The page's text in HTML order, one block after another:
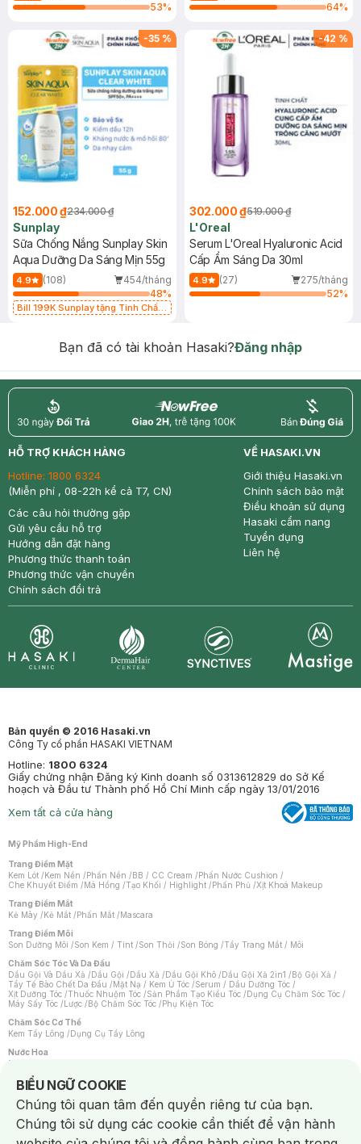
53%
64%
-35 %
152.000 ₫234.000 ₫
Sunplay
Sữa Chống Nắng Sunplay Skin
Aqua Dưỡng Da Sáng Mịn 55g
4.9 (108)
454/tháng
48%
Bill 199K Sunplay tặng Tinh Chất
-42 %
302.000 ₫519.000 ₫
L'Oreal
Serum L'Oreal Hyaluronic Acid
Cấp Ẩm Sáng Da 30ml
4.9 (27)
275/tháng
52%
Bạn đã có tài khoản Hasaki?Đăng nhập
return nowfree price
HỖ TRỢ KHÁCH HÀNG
Hotline: 1800 6324
(Miễn phí , 08-22h kể cả T7, CN)
Các câu hỏi thường gặp
Gửi yêu cầu hỗ trợ
Hướng dẫn đặt hàng
Phương thức thanh toán
Phương thức vận chuyển
Chính sách đổi trả
VỀ HASAKI.VN
Giới thiệu Hasaki.vn
Chính sách bảo mật
Điều khoản sử dụng
Hasaki cẩm nang
Tuyển dụng
Liên hệ
Bản quyền © 2016 Hasaki.vn
Công Ty cổ phần HASAKI VIETNAM
Hotline: 1800 6324
Giấy chứng nhận Đăng ký Kinh doanh số 0313612829 do Sở Kế
hoạch và Đầu tư Thành phố Hồ Chí Minh cấp ngày 13/01/2016
Xem tất cả cửa hàng
Mỹ Phẩm High-End
Trang Điểm Mặt
Kem Lót /Kem Nền /Phấn Nền /BB / CC Cream /Phấn Nước Cushion /
Che Khuyết Điểm /Má Hồng /Tạo Khối / Highlight /Phấn Phủ /Xịt Khoá Makeup
Trang Điểm Mắt
Kẻ Mày /Kẻ Mắt /Phấn Mắt /Mascara
Trang Điểm Môi
Son Dưỡng Môi /Son Kem / Tint /Son Thỏi /Son Bóng /Tẩy Trang Mắt / Môi
Chăm Sóc Tóc Và Da Đầu
Dầu Gội Và Dầu Xả /Dầu Gội /Dầu Xả /Dầu Gội Khô /Dầu Gội Xả 2in1 /Bộ Gội Xả /
Tẩy Tế Bào Chết Da Đầu /Mặt Nạ / Kem Ủ Tóc /Serum / Dầu Dưỡng Tóc /
Xịt Dưỡng Tóc /Thuốc Nhuộm Tóc /Sản Phẩm Tạo Kiểu Tóc /Dụng Cụ Chăm Sóc Tóc /
Máy Sấy Tóc /Lược /Bộ Chăm Sóc Tóc /Phụ Kiện Tóc
Chăm Sóc Cơ Thể
Kem Tẩy Lông /Dụng Cụ Tẩy Lông
Nước Hoa
Nước Hoa Nữ
Chăm Sóc Cá Nhân
Chống Muỗi /Khẩu Trang /Máy Massage/Mặt Nạ Xông Hơi /Nước Rửa Tay/
Sản Phẩm Chăm Sóc Khác /Bàn Chải Đánh Răng /Bàn Chải Điện/
Hỗ Trợ Trắng Răng/Kem Đánh Răng /Máy Tăm Nước/ Nước Súc Miệng/
Tăm / Chỉ Nha Khoa/ Xịt Thơm Miệng / Dung Dịch Vệ Sinh/Dưỡng Vùng Kín/
Khăn Ướt Vệ Sinh Vùng Kín/Băng Vệ Sinh/Tampon/Bọt Cạo Râu /Dao Cạo Râu/
BIỂU NGỮ COOKIE
Notice about cookies usage
Chúng tôi quan tâm đến quyền riêng tư của bạn.
Chúng tôi sử dụng các cookie cần thiết để vận hành